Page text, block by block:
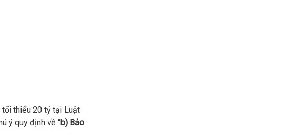
tối thiểu 20 tỷ tại Luật
ý quy định về “b) Bảo